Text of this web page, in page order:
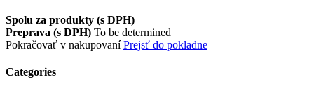
Spolu za produkty (s DPH)
Preprava (s DPH) To be determined
Pokračovať v nakupovaníPrejsť do pokladne
Categories